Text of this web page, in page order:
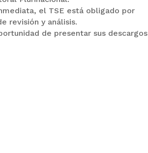
el TSE está obligado por
revisión y análisis.
de presentar sus descargos